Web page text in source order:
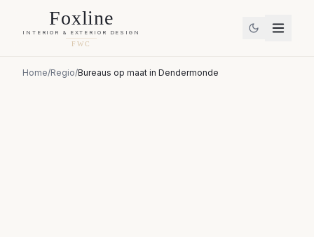
Foxline
INTERIOR & EXTERIOR DESIGN
FWC
Home/Regio/Bureaus op maat in Dendermonde